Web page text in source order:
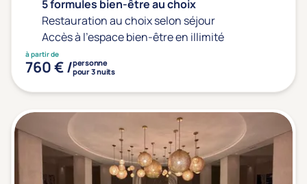
Thalasso
(1)
Thématiques bien-être
Accès à l'espace bien-être
Massage, détente, Rituel du monde
5 formules bien-être au choix
Restauration au choix selon séjour
Accès à l'espace bien-être en illimité
à partir de
760 € /personne
pour 3 nuits